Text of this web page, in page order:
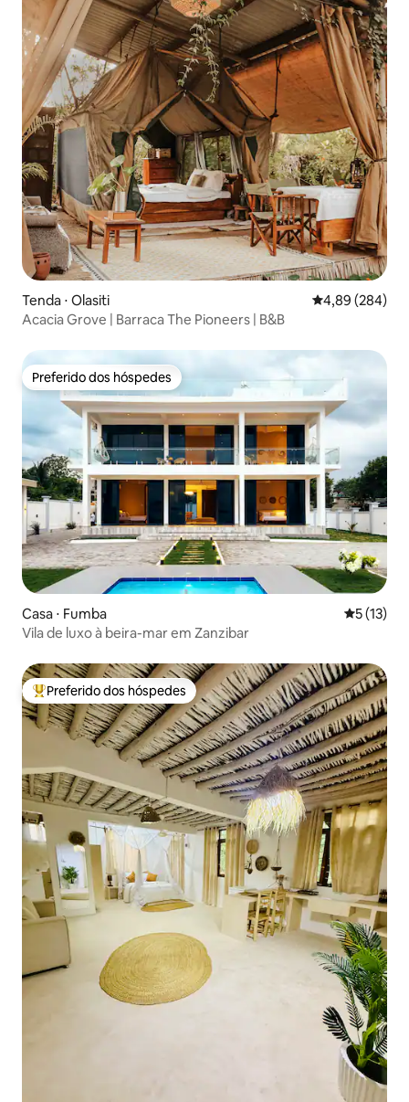
Tenda ⋅ Olasiti 4,89 de uma
4,89 (284)
Acacia Grove | Barraca The Pioneers | B&B
Preferido dos hóspedes
Preferido dos hóspedes
Casa ⋅ Fumba 5 de uma
5 (13)
Vila de luxo à beira-mar em Zanzibar
Entre os melhores preferidos dos hóspedes
Preferido dos hóspedes